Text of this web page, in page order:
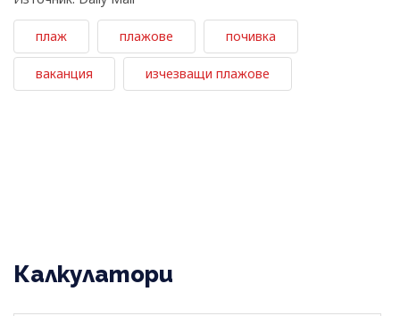
плаж плажове почивка
ваканция изчезващи плажове
Калкулатори